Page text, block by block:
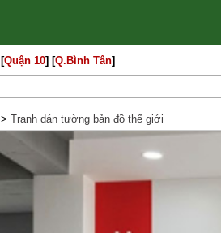
[Quận 10] [Q.Bình Tân]
> Tranh dán tường bản đồ thế giới